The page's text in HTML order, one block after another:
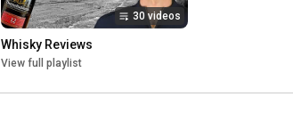
30 videos
Whisky Reviews
View full playlist